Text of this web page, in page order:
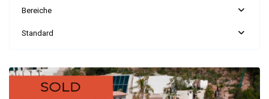
Bereiche
Standard